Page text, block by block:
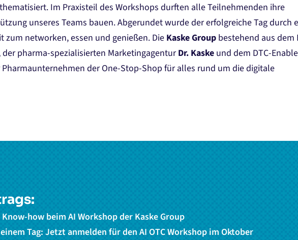
Im Praxisteil des Workshops durften alle Teilnehmenden ihre
unseres Teams bauen. Abgerundet wurde der erfolgreiche Tag durch
zum networken, essen und genießen. Die Kaske Group bestehend aus dem
der pharma-spezialisierten MarketingagenturDr. Kaske und dem DTC-
Pharmaunternehmen der One-Stop-Shop für alles rund um die digitale
how beim AI Workshop der Kaske Group
Tag: Jetzt anmelden für den AI OTC Workshop im Oktober